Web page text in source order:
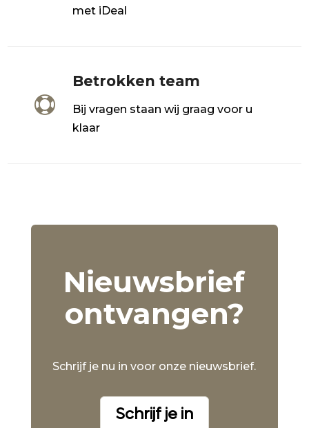
met iDeal

Betrokken team
Bij vragen staan wij graag voor u
klaar
Nieuwsbrief
ontvangen?
Schrijf je nu in voor onze nieuwsbrief.
Schrijf je in